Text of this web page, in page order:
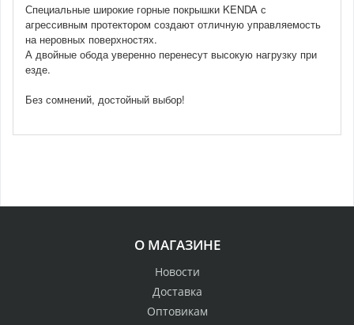
Специальные широкие горные покрышки KENDA с
агрессивным протектором создают отличную управляемость
на неровных поверхностях.
А двойные обода уверенно перенесут высокую нагрузку при
езде.
Без сомнений, достойный выбор!
О МАГАЗИНЕ
Новости
Доставка
Оптовикам